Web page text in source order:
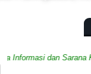
dan Sarana